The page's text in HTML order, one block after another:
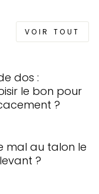
VOIR TOUT
dos :
le bon pour
?
mal au talon le
?